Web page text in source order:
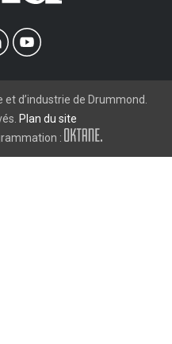
d’industrie de Drummond.
Plan du site
: